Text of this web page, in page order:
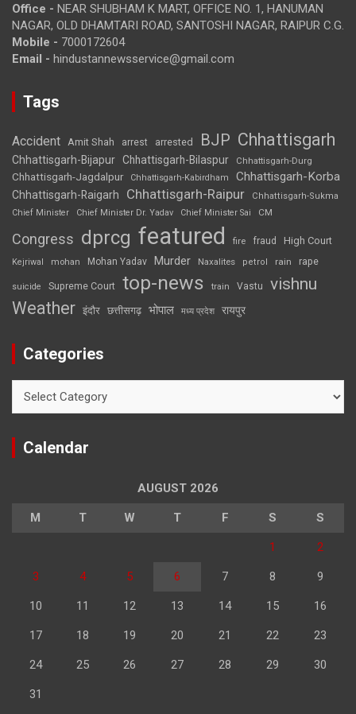
Office - NEAR SHUBHAM K MART, OFFICE NO. 1, HANUMAN
NAGAR, OLD DHAMTARI ROAD, SANTOSHI NAGAR, RAIPUR C.G.
Mobile - 7000172604
Email - hindustannewsservice@gmail.com
Tags
Accident Amit Shah arrest arrested BJP Chhattisgarh
Chhattisgarh-Bijapur Chhattisgarh-Bilaspur Chhattisgarh-Durg
Chhattisgarh-Jagdalpur Chhattisgarh-Kabirdham Chhattisgarh-Korba
Chhattisgarh-Raigarh Chhattisgarh-Raipur
Chhattisgarh-Sukma
Chief Minister
Chief Minister Dr. Yadav Chief Minister Sai CM
Congress dprcg featured fire fraud High Court
Kejriwal mohan Mohan Yadav Murder Naxalites petrol rain rape
suicide Supreme Court top-news train Vastu vishnu
Weather इंदौर छत्तीसगढ़ भोपाल मध्य प्रदेश रायपुर
Categories
Calendar
AUGUST 2026
M T W T F S S
1 2
3 4 5 6 7 8 9
10 11 12 13 14 15 16
17 18 19 20 21 22 23
24 25 26 27 28 29 30
31